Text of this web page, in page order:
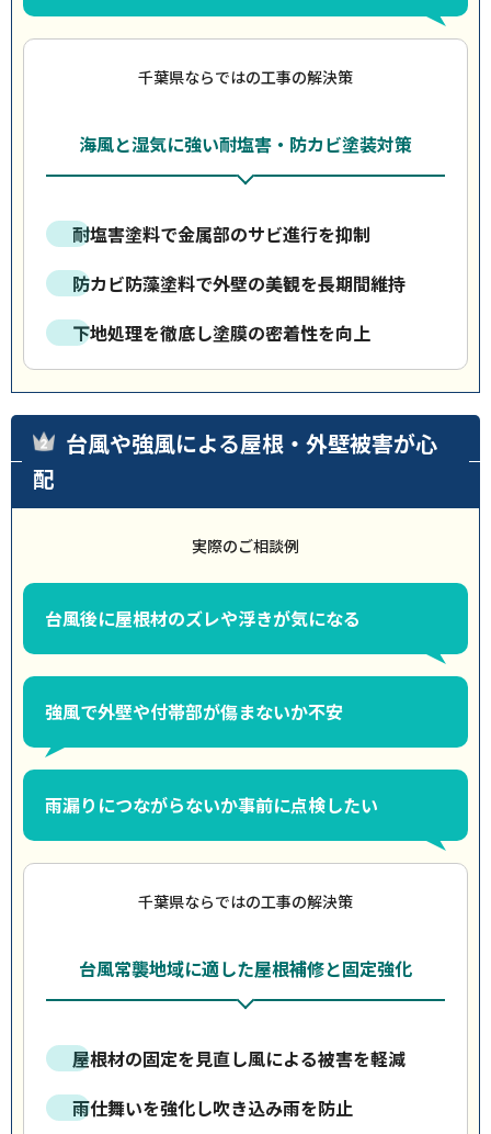
千葉県ならではの工事の解決策
海風と湿気に強い耐塩害・防カビ塗装対策
耐塩害塗料で金属部のサビ進行を抑制
防カビ防藻塗料で外壁の美観を長期間維持
下地処理を徹底し塗膜の密着性を向上
台風や強風による屋根・外壁被害が心
配
実際のご相談例
台風後に屋根材のズレや浮きが気になる
強風で外壁や付帯部が傷まないか不安
雨漏りにつながらないか事前に点検したい
千葉県ならではの工事の解決策
台風常襲地域に適した屋根補修と固定強化
屋根材の固定を見直し風による被害を軽減
雨仕舞いを強化し吹き込み雨を防止